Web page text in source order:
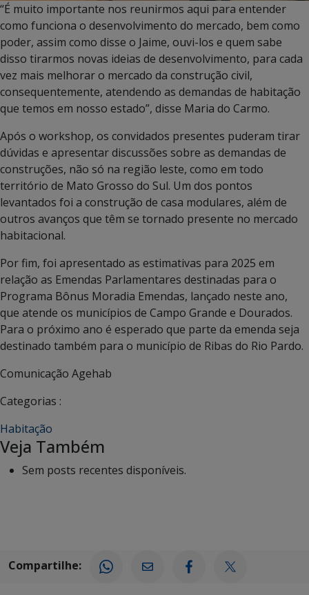
“É muito importante nos reunirmos aqui para entender
como funciona o desenvolvimento do mercado, bem como
poder, assim como disse o Jaime, ouvi-los e quem sabe
disso tirarmos novas ideias de desenvolvimento, para cada
vez mais melhorar o mercado da construção civil,
consequentemente, atendendo as demandas de habitação
que temos em nosso estado”, disse Maria do Carmo.
Após o workshop, os convidados presentes puderam tirar
dúvidas e apresentar discussões sobre as demandas de
construções, não só na região leste, como em todo
território de Mato Grosso do Sul. Um dos pontos
levantados foi a construção de casa modulares, além de
outros avanços que têm se tornado presente no mercado
habitacional.
Por fim, foi apresentado as estimativas para 2025 em
relação as Emendas Parlamentares destinadas para o
Programa Bônus Moradia Emendas, lançado neste ano,
que atende os municípios de Campo Grande e Dourados.
Para o próximo ano é esperado que parte da emenda seja
destinado também para o município de Ribas do Rio Pardo.
Comunicação Agehab
Categorias :
Habitação
Veja Também
Sem posts recentes disponíveis.
Compartilhe: